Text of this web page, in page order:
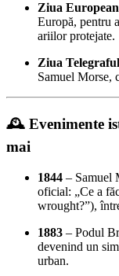
Ziua
Europă, pentru
ariilor protejate.
Ziua
Samuel Morse,
🕰️ Evenimente
mai
1844 – Samuel
oficial: „Ce a
wrought?”),
1883 – Podul
devenind un
urban.